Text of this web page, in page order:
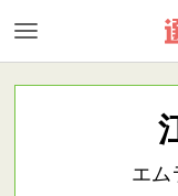
エム